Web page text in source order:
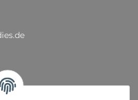
11:00 - 18:30 Uhr